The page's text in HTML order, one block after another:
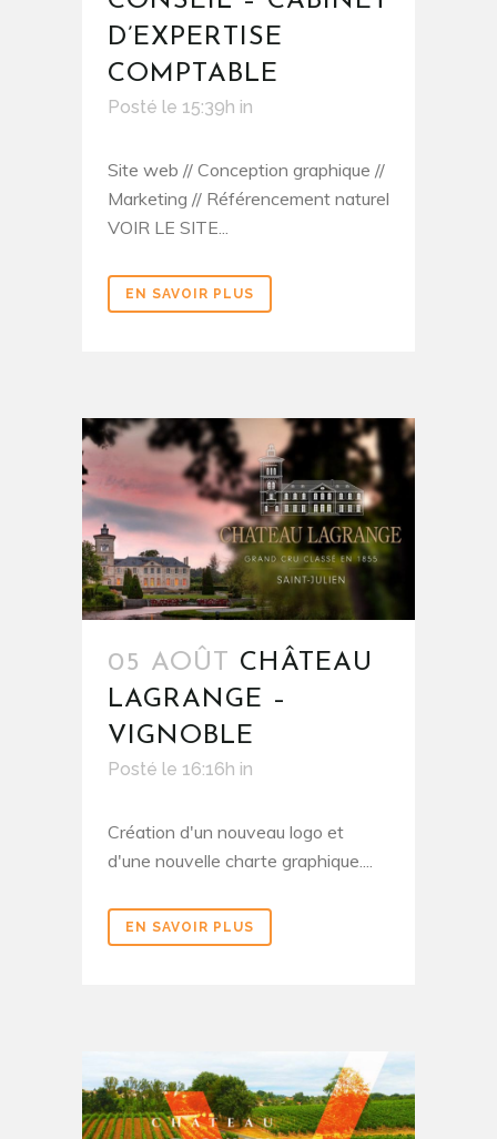
D’EXPERTISE
COMPTABLE
Posté le 15:39h in
Site web // Conception graphique //
Marketing // Référencement naturel
VOIR LE SITE...
EN SAVOIR PLUS
05 AOÛT
CHÂTEAU
LAGRANGE –
VIGNOBLE
Posté le 16:16h in
Création d'un nouveau logo et
d'une nouvelle charte graphique....
EN SAVOIR PLUS